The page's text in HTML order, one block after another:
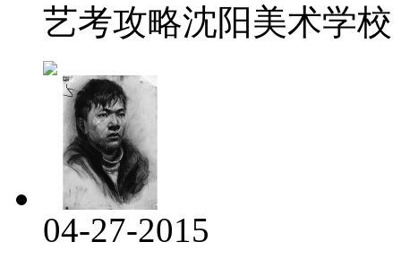
艺考攻略沈阳美术学校
04-27-2015